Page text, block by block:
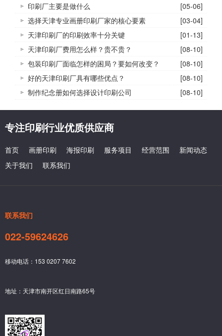
印刷厂主要是做什么
[05-06]
选择天津专业画册印刷厂家的核心要素
[03-04]
天津印刷厂的印刷效率十分关键
[01-13]
天津印刷厂费用怎么样？贵不贵？
[08-10]
包装印刷厂面临怎样的困局？要如何改变？
[08-10]
好的天津印刷厂具有哪些优点？
[08-10]
制作纪念册如何选择设计印刷公司
[08-10]
专注印刷行业优质供应商
首页 画册印刷 海报印刷 服务项目 经营范围
新闻动态
关于我们
联系我们
联系我们
022-59624626
移动电话：153 0207 7602
地址：天津市南开区红日南路65号